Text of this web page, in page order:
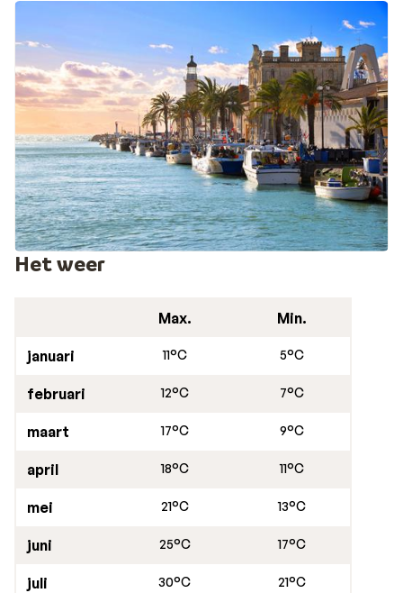
Hier kun je op het gebied van watersporten je hart
ophalen!
Het weer
Max. Min.
januari 11°C 5°C
februari 12°C 7°C
maart 17°C 9°C
april 18°C 11°C
mei 21°C 13°C
juni 25°C 17°C
juli 30°C 21°C